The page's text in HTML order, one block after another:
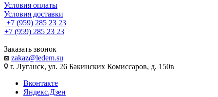
Условия оплаты
Условия доставки
+7 (959) 285 23 23
+7 (959) 285 23 23
Заказать звонок
zakaz@ledem.su
г. Луганск, ул. 26 Бакинских Комиссаров, д. 150в
Вконтакте
Яндекс.Дзен